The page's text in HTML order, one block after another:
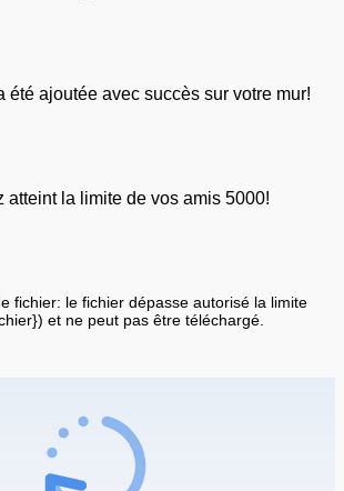
été ajoutée avec succès sur votre mur!
atteint la limite de vos amis 5000!
fichier: le fichier dépasse autorisé la limite
et ne peut pas être téléchargé.